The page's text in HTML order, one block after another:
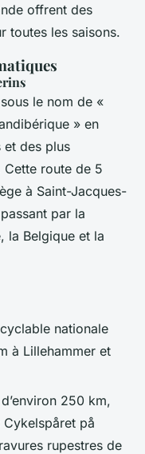
offrent des
toutes les saisons.
le nom de «
» en
et des plus
Cette route de 5
à Saint-Jacques-
par la
la Belgique et la
nationale
à Lillehammer et
250 km,
Cykelspåret på
rupestres de